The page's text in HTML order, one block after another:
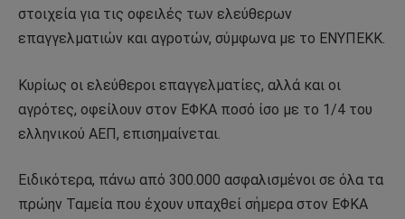
στοιχεία για τις οφειλές των ελεύθερων
επαγγελματιών και αγροτών, σύμφωνα με το ΕΝΥΠΕΚΚ.
Κυρίως οι ελεύθεροι επαγγελματίες, αλλά και οι
αγρότες, οφείλουν στον ΕΦΚΑ ποσό ίσο με το 1/4 του
ελληνικού ΑΕΠ, επισημαίνεται.
Ειδικότερα, πάνω από 300.000 ασφαλισμένοι σε όλα τα
πρώην Ταμεία που έχουν υπαχθεί σήμερα στον ΕΦΚΑ